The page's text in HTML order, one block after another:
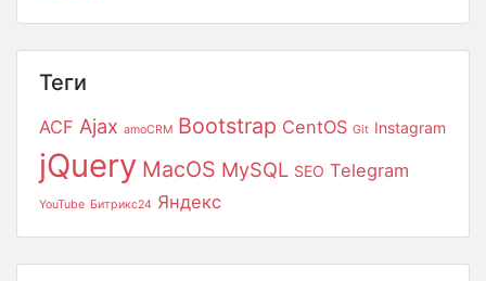
Теги
ACF Ajax amoCRM Bootstrap CentOS Git Instagram
jQuery MacOS MySQL SEO Telegram
YouTube Битрикс24 Яндекс